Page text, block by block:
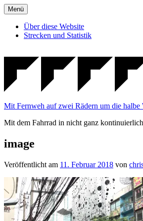
Zum
Inhalt
springen
Menü
Über diese Website
Strecken und Statistik
Mit Fernweh auf zwei Rädern um die halbe
Mit dem Fahrrad in nicht ganz
image
Veröffentlicht am 11. Februar 2018 von